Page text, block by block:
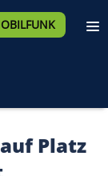
Platz